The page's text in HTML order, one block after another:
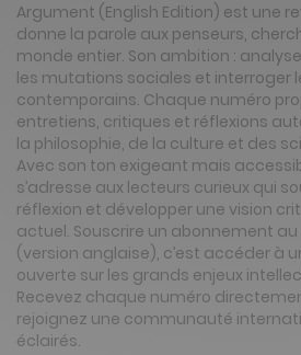
Argument (English Edition) est une
donne la parole aux penseurs,
monde entier. Son ambition :
les mutations sociales et interroger
contemporains. Chaque numéro
entretiens, critiques et réflexions
la philosophie, de la culture et des
Avec son ton exigeant mais
s’adresse aux lecteurs curieux qui
réflexion et développer une vision
actuel. Souscrire un abonnement
(version anglaise), c’est accéder à
ouverte sur les grands enjeux
Recevez chaque numéro
rejoignez une communauté
éclairés.